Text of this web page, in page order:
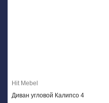
Hit Mebel
Диван угловой Калипсо 4